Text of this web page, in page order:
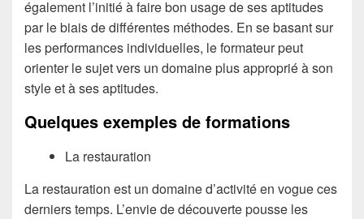
également l’initié à faire bon usage de ses aptitudes
par le biais de différentes méthodes. En se basant sur
les performances individuelles, le formateur peut
orienter le sujet vers un domaine plus approprié à son
style et à ses aptitudes.
Quelques exemples de formations
La restauration
La restauration est un domaine d’activité en vogue ces
derniers temps. L’envie de découverte pousse les